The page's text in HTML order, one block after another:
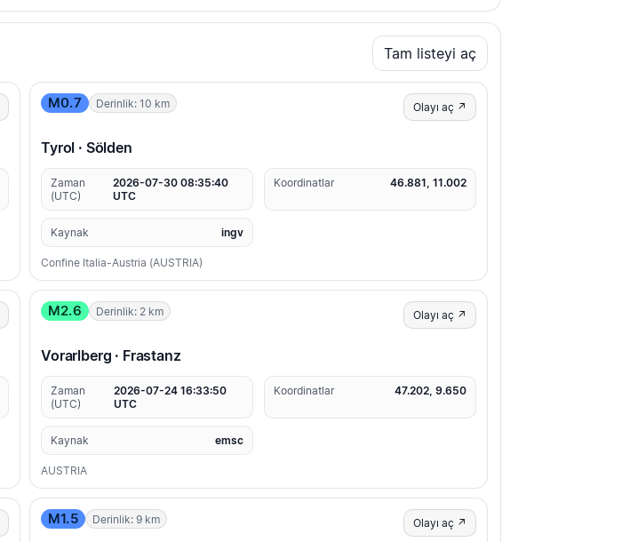
Tam listeyi aç
M0.7 Derinlik: 10 km Olayı aç ↗
Tyrol · Sölden
Zaman
(UTC)
2026-07-30 08:35:40
UTC
Koordinatlar 46.881, 11.002
Kaynak ingv
Confine Italia-Austria (AUSTRIA)
M2.6 Derinlik: 2 km Olayı aç ↗
Vorarlberg · Frastanz
Zaman
(UTC)
2026-07-24 16:33:50
UTC
Koordinatlar 47.202, 9.650
Kaynak emsc
AUSTRIA
M1.5 Derinlik: 9 km Olayı aç ↗